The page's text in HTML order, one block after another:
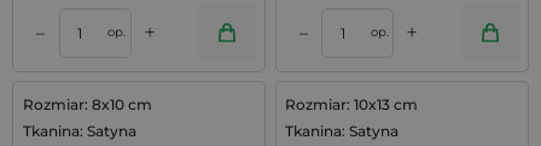
– op. + – op. +
Rozmiar: 8x10 cm
Tkanina: Satyna
Rozmiar: 10x13 cm
Tkanina: Satyna